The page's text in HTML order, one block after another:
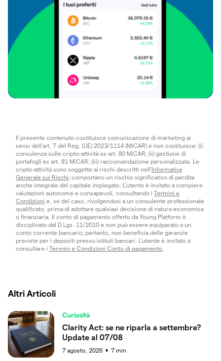
Il presente contenuto costituisce comunicazione di marketing ai
sensi dell'art. 7 del Reg. (UE) 2023/1114 (MiCAR) e non costituisce: (i)
consulenza sulle cripto-attività ex art. 80 MiCAR; (ii) gestione di
portafogli ex art. 81 MiCAR; (iii) raccomandazione personalizzata. Le
cripto-attività sono soggette ai rischi descritti nell'Informativa
Generale sui Rischi; comportano un rischio significativo di perdita
anche integrale del capitale impiegato. L’utente è invitato a compiere
valutazioni autonome e consapevoli, consultando i Termini e
Condizioni e, se del caso, rivolgendosi a un consulente professionale
qualificato, prima di adottare qualsiasi decisione di natura economica
o finanziaria. Il conto di pagamento offerto da Young Platform è
disciplinato dal D.Lgs. 11/2010 e non può essere equiparato a un
conto corrente bancario; pertanto, non beneficia delle garanzie
previste per i depositi presso istituti bancari. L’utente è invitato a
consultare i Termini e Condizioni Conto di pagamento
Altri Articoli
Curiosità
Clarity Act: se ne riparla a settembre?
Update al 07/08
7 agosto, 2026 ● 7 min